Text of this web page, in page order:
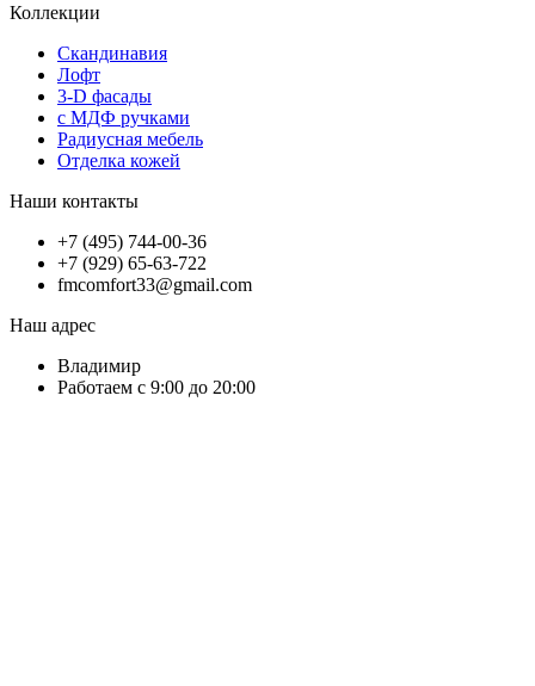
Коллекции
Скандинавия
Лофт
3-D фасады
с МДФ ручками
Радиусная мебель
Отделка кожей
Наши контакты
+7 (495) 744-00-36
+7 (929) 65-63-722
fmcomfort33@gmail.com
Наш адрес
Владимир
Работаем с 9:00 до 20:00